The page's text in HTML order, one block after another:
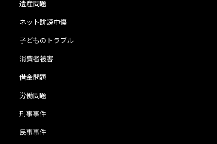
遺産問題
ネット誹謗中傷
子どものトラブル
消費者被害
借金問題
労働問題
刑事事件
民事事件